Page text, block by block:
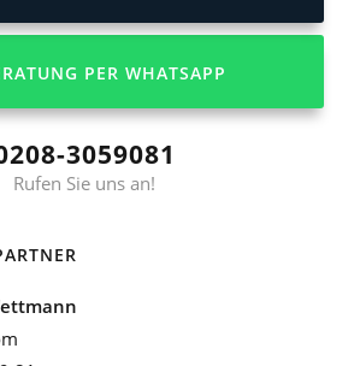
PER WHATSAPP
3059081
Rufen Sie uns an!